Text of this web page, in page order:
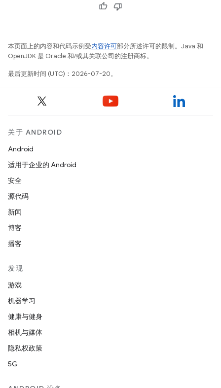
本页面上的内容和代码示例受内容许可部分所述许可的限制。Java 和
OpenJDK 是 Oracle 和/或其关联公司的注册商标。
最后更新时间 (UTC)：2026-07-20。
关于 ANDROID
Android
适用于企业的 Android
安全
源代码
新闻
博客
播客
发现
游戏
机器学习
健康与健身
相机与媒体
隐私权政策
5G